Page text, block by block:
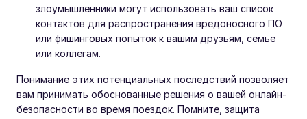
злоумышленники могут использовать ваш список
контактов для распространения вредоносного ПО
или фишинговых попыток к вашим друзьям, семье
или коллегам.
Понимание этих потенциальных последствий позволяет
вам принимать обоснованные решения о вашей онлайн-
безопасности во время поездок. Помните, защита